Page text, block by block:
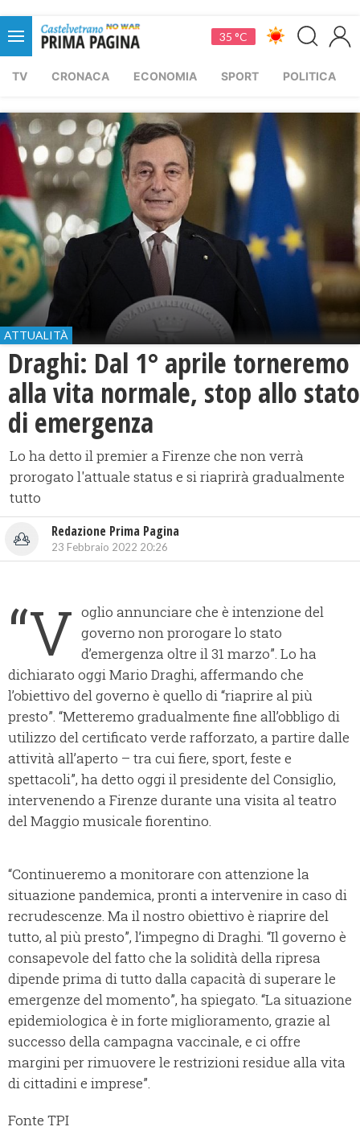
35 °C
TV CRONACA ECONOMIA SPORT POLITICA
ATTUALITÀ
Draghi: Dal 1° aprile torneremo
alla vita normale, stop allo stato
di emergenza
Lo ha detto il premier a Firenze che non verrà
prorogato l'attuale status e si riaprirà gradualmente
tutto
Redazione Prima Pagina
23 Febbraio 2022 20:26
“V oglio annunciare che è intenzione del
governo non prorogare lo stato
d’emergenza oltre il 31 marzo”. Lo ha
dichiarato oggi Mario Draghi, affermando che
l’obiettivo del governo è quello di “riaprire al più
presto”. “Metteremo gradualmente fine all’obbligo di
utilizzo del certificato verde rafforzato, a partire dalle
attività all’aperto – tra cui fiere, sport, feste e
spettacoli”, ha detto oggi il presidente del Consiglio,
intervenendo a Firenze durante una visita al teatro
del Maggio musicale fiorentino.
“Continueremo a monitorare con attenzione la
situazione pandemica, pronti a intervenire in caso di
recrudescenze. Ma il nostro obiettivo è riaprire del
tutto, al più presto”, l’impegno di Draghi. “Il governo è
consapevole del fatto che la solidità della ripresa
dipende prima di tutto dalla capacità di superare le
emergenze del momento”, ha spiegato. “La situazione
epidemiologica è in forte miglioramento, grazie al
successo della campagna vaccinale, e ci offre
margini per rimuovere le restrizioni residue alla vita
di cittadini e imprese”.
Fonte TPI